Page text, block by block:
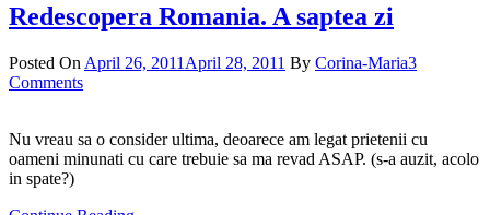
Redescopera Romania. A saptea zi
Posted On April 26, 2011 April 28, 2011 By Corina-Maria3
Comments
Nu vreau sa o consider ultima, deoarece am legat prietenii cu
oameni minunati cu care trebuie sa ma revad ASAP. (s-a auzit, acolo
in spate?)